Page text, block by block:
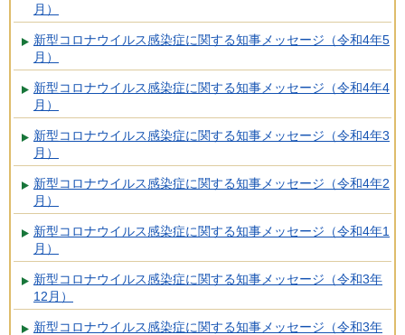
月）
新型コロナウイルス感染症に関する知事メッセージ（令和4年5
月）
新型コロナウイルス感染症に関する知事メッセージ（令和4年4
月）
新型コロナウイルス感染症に関する知事メッセージ（令和4年3
月）
新型コロナウイルス感染症に関する知事メッセージ（令和4年2
月）
新型コロナウイルス感染症に関する知事メッセージ（令和4年1
月）
新型コロナウイルス感染症に関する知事メッセージ（令和3年
12月）
新型コロナウイルス感染症に関する知事メッセージ（令和3年